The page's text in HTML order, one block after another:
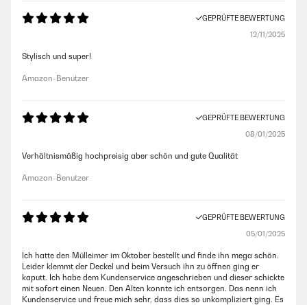
GEPRÜFTE BEWERTUNG
12/11/2025
Stylisch und super!
Amazon-Benutzer
GEPRÜFTE BEWERTUNG
08/01/2025
Verhältnismäßig hochpreisig aber schön und gute Qualität
Amazon-Benutzer
GEPRÜFTE BEWERTUNG
05/01/2025
Ich hatte den Mülleimer im Oktober bestellt und finde ihn mega schön.
Leider klemmt der Deckel und beim Versuch ihn zu öffnen ging er
kaputt. Ich habe dem Kundenservice angeschrieben und dieser schickte
mit sofort einen Neuen. Den Alten konnte ich entsorgen. Das nenn ich
Kundenservice und freue mich sehr, dass dies so unkompliziert ging. Es